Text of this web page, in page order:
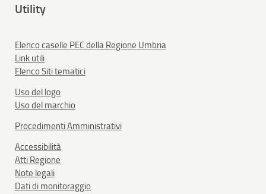
Utility
Elenco caselle PEC della Regione Umbria
Link utili
Elenco Siti tematici
Uso del logo
Uso del marchio
Procedimenti Amministrativi
Accessibilità
Atti Regione
Note legali
Dati di monitoraggio